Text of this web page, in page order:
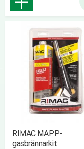
RIMAC MAPP-
gasbrännarkit